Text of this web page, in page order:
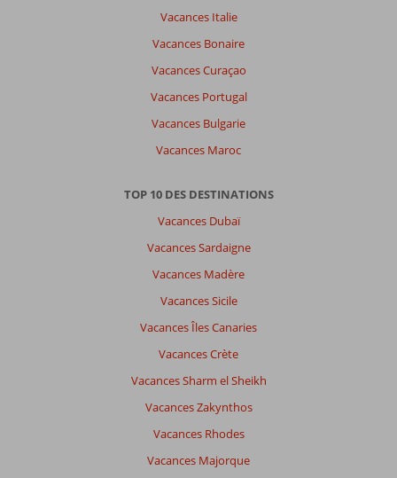
Vacances Italie
Vacances Bonaire
Vacances Curaçao
Vacances Portugal
Vacances Bulgarie
Vacances Maroc
TOP 10 DES DESTINATIONS
Vacances Dubaï
Vacances Sardaigne
Vacances Madère
Vacances Sicile
Vacances Îles Canaries
Vacances Crète
Vacances Sharm el Sheikh
Vacances Zakynthos
Vacances Rhodes
Vacances Majorque